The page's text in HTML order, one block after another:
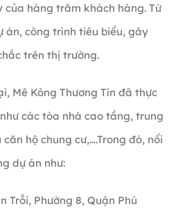
hàng trăm khách hàng. Từ
án, công trình tiêu biểu, gây
trên thị trường.
Mê Kông Thương Tín đã thực
các tòa nhà cao tầng, trung
hộ chung cư,….Trong đó, nổi
dự án như:
Trỗi, Phường 8, Quận Phú